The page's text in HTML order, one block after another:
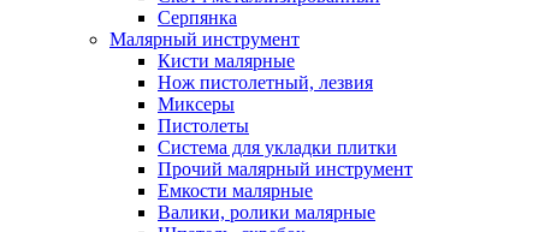
Серпянка
Малярный инструмент
Кисти малярные
Нож пистолетный, лезвия
Миксеры
Пистолеты
Система для укладки плитки
Прочий малярный инструмент
Емкости малярные
Валики, ролики малярные